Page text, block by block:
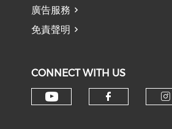
廣告服務
免責聲明
CONNECT WITH US